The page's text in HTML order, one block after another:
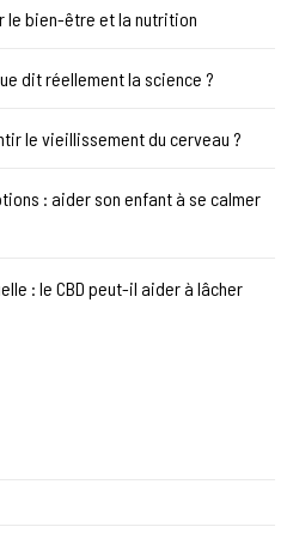
le bien-être et la nutrition
dit réellement la science ?
le vieillissement du cerveau ?
: aider son enfant à se calmer
: le CBD peut-il aider à lâcher